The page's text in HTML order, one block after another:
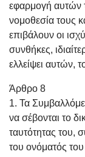
εφαρμογή αυτών
νομοθεσία τους
επιβάλουν οι
συνθήκες,
ελλείψει αυτών,
Άρθρο 8
1. Τα
να σέβονται το
ταυτότητας του,
του ονόματός